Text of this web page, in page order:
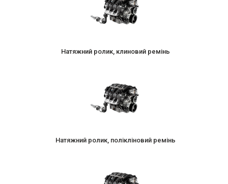
Натяжний ролик, клиновий ремінь
Натяжний ролик, полікліновий ремінь